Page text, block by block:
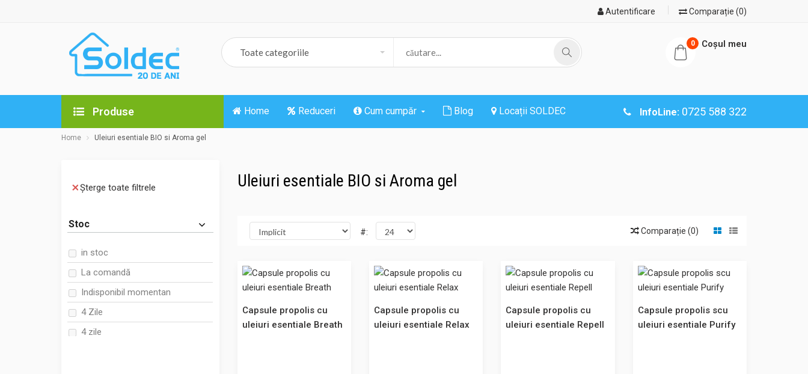
Autentificare Comparație (0)
0 Coşul meu
Produse Home Reduceri Cum cumpăr Blog InfoLine: 0725 588 322
Locații SOLDEC
Home Uleiuri esentiale BIO si Aroma gel
Uleiuri esentiale BIO si Aroma gel
Comparație (0)
#:
Capsule propolis cu uleiuri esentiale Breath
Set 5 capsule Breath cu propolis & uleiuri esentiale, pentru
difuzoarele de propolis. Contin eucalipt, pin montan, molid.
101,00 Lei
Adaugă în Coş
Capsule propolis cu
uleiuri esentiale Breath
Capsule propolis cu
uleiuri esentiale Relax
Capsule propolis cu
uleiuri esentiale Repell
Capsule propolis scu
uleiuri esentiale Purify
Șterge toate filtrele
Stoc
in stoc
La comandă
Indisponibil momentan
4 Zile
4 zile